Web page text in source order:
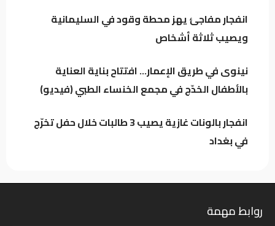
المؤسسات والدوائر العدلية
انفجار مفاجئ يهز محطة وقود في السليمانية
ويصيب ثلاثة أشخاص
نينوى في طريق الإعمار… افتتاح بناية العناية
بالأطفال الخدّج في مجمع الخنساء الطبي (فيديو)
انفجار بالونات غازية يصيب 3 طالبات خلال حفل تخرّج
في بغداد
روابط مهمة